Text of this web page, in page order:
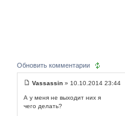
Обновить комментарии
Vassassin » 10.10.2014 23:44
А у меня не выходит них я
чего делать?